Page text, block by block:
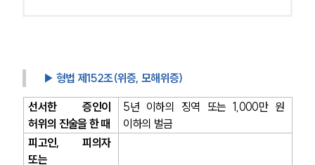
▶ 형법 제152조(위증, 모해위증)
선서한 증인이
허위의 진술을 한 때
5년 이하의 징역 또는 1,000만 원
이하의 벌금
피고인, 피의자
또는